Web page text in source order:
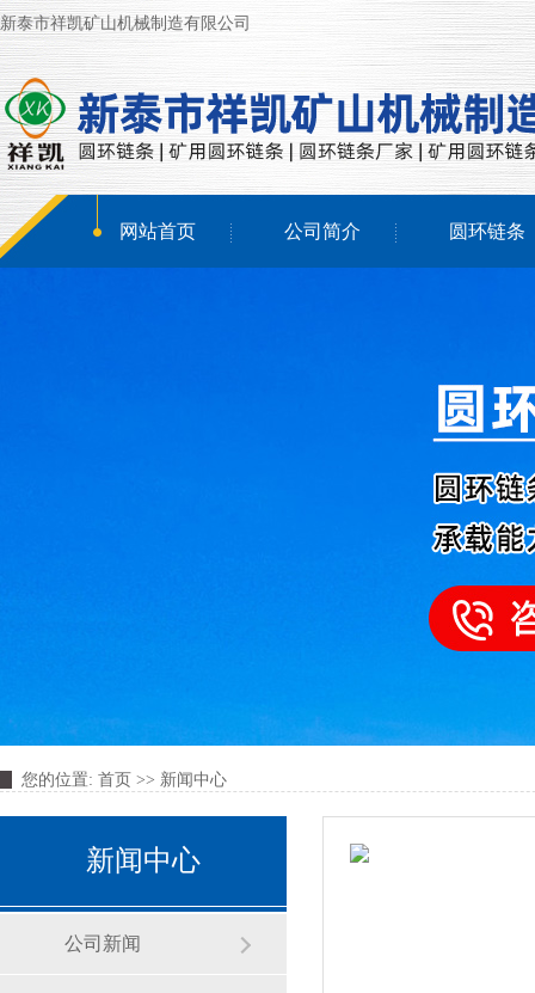
新泰市祥凯矿山机械制造有限公司
网站首页 公司简介 圆环链条
您的位置: 首页 >> 新闻中心
新闻中心
公司新闻